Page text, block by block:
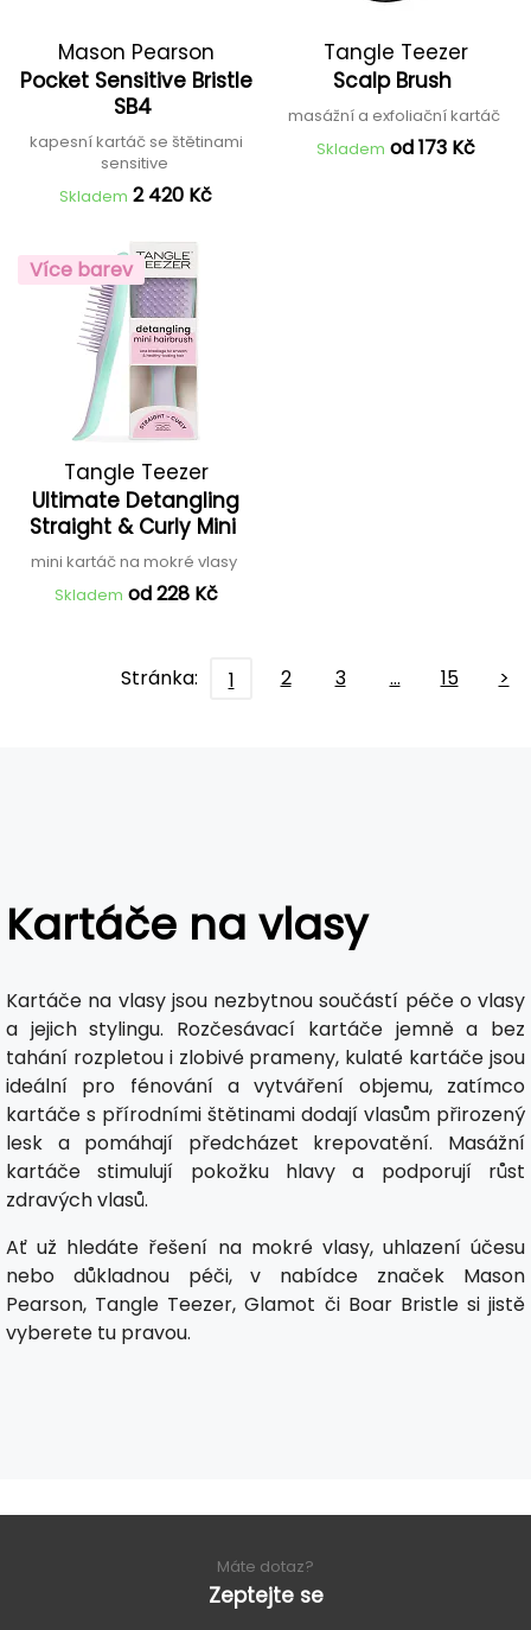
Mason Pearson
Pocket Sensitive Bristle
SB4
kapesní kartáč se štětinami
sensitive
Skladem 2 420 Kč
Tangle Teezer
Scalp Brush
masážní a exfoliační kartáč
Skladem od 173 Kč
Více barev
Tangle Teezer
Ultimate Detangling
Straight & Curly Mini
mini kartáč na mokré vlasy
Skladem od 228 Kč
Stránka: 1 2 3 … 15 >
Kartáče na vlasy
Kartáče na vlasy jsou nezbytnou součástí péče o vlasy
a jejich stylingu. Rozčesávací kartáče jemně a bez
tahání rozpletou i zlobivé prameny, kulaté kartáče jsou
ideální pro fénování a vytváření objemu, zatímco
kartáče s přírodními štětinami dodají vlasům přirozený
lesk a pomáhají předcházet krepovatění. Masážní
kartáče stimulují pokožku hlavy a podporují růst
zdravých vlasů.
Ať už hledáte řešení na mokré vlasy, uhlazení účesu
nebo důkladnou péči, v nabídce značek Mason
Pearson, Tangle Teezer, Glamot či Boar Bristle si jistě
vyberete tu pravou.
Máte dotaz?
Zeptejte se